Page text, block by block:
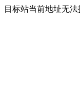
目标站当前地址无法